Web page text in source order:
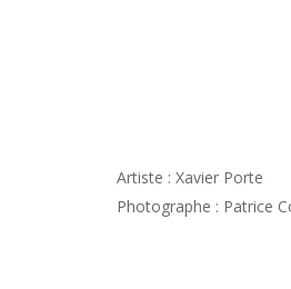
Artiste : Xavier Porte
Photographe : Patrice